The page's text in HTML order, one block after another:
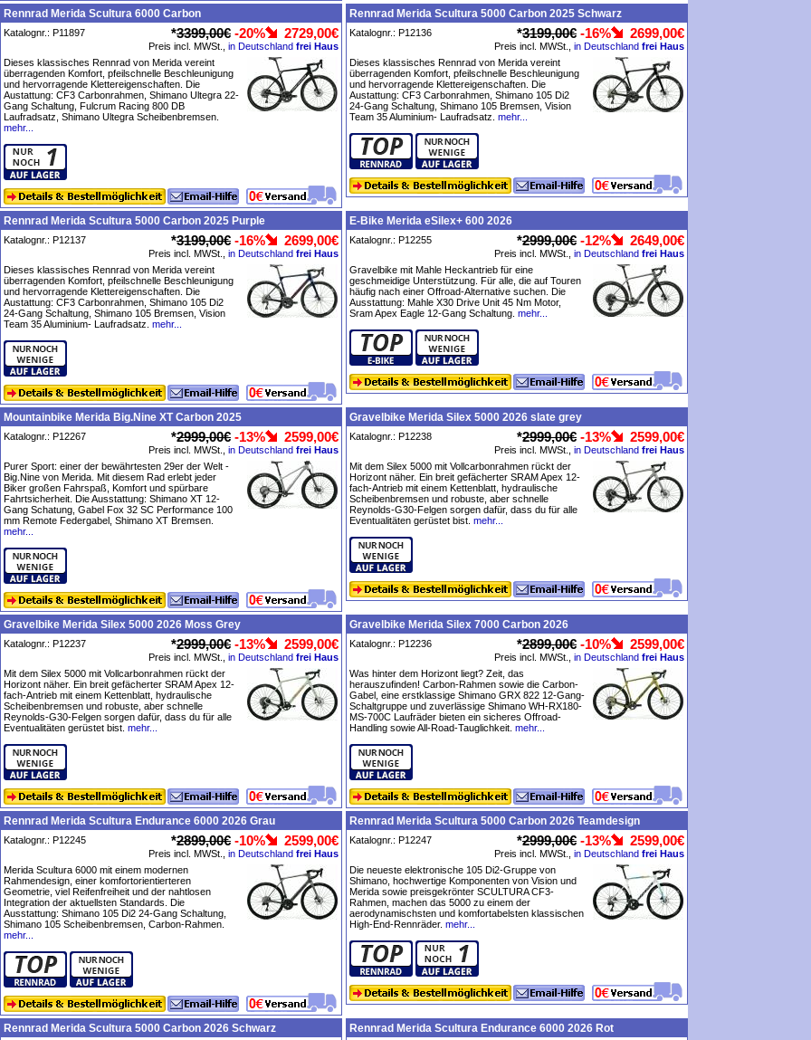
Rennrad Merida Scultura 6000 Carbon
Katalognr.: P11897 *3399,00€ -20% 2729,00€
Preis incl. MWSt., in Deutschland frei Haus
Dieses klassisches Rennrad von Merida vereint
überragenden Komfort, pfeilschnelle Beschleunigung
und hervorragende Klettereigenschaften. Die
Austattung: CF3 Carbonrahmen, Shimano Ultegra 22-
Gang Schaltung, Fulcrum Racing 800 DB
Laufradsatz, Shimano Ultegra Scheibenbremsen.
mehr...
Rennrad Merida Scultura 5000 Carbon 2025 Schwarz
Katalognr.: P12136 *3199,00€ -16% 2699,00€
Preis incl. MWSt., in Deutschland frei Haus
Dieses klassisches Rennrad von Merida vereint
überragenden Komfort, pfeilschnelle Beschleunigung
und hervorragende Klettereigenschaften. Die
Austattung: CF3 Carbonrahmen, Shimano 105 Di2
24-Gang Schaltung, Shimano 105 Bremsen, Vision
Team 35 Aluminium- Laufradsatz. mehr...
Rennrad Merida Scultura 5000 Carbon 2025 Purple
Katalognr.: P12137 *3199,00€ -16% 2699,00€
Preis incl. MWSt., in Deutschland frei Haus
Dieses klassisches Rennrad von Merida vereint
überragenden Komfort, pfeilschnelle Beschleunigung
und hervorragende Klettereigenschaften. Die
Austattung: CF3 Carbonrahmen, Shimano 105 Di2
24-Gang Schaltung, Shimano 105 Bremsen, Vision
Team 35 Aluminium- Laufradsatz. mehr...
E-Bike Merida eSilex+ 600 2026
Katalognr.: P12255 *2999,00€ -12% 2649,00€
Preis incl. MWSt., in Deutschland frei Haus
Gravelbike mit Mahle Heckantrieb für eine
geschmeidige Unterstützung. Für alle, die auf Touren
häufig nach einer Offroad-Alternative suchen. Die
Ausstattung: Mahle X30 Drive Unit 45 Nm Motor,
Sram Apex Eagle 12-Gang Schaltung. mehr...
Mountainbike Merida Big.Nine XT Carbon 2025
Katalognr.: P12267 *2999,00€ -13% 2599,00€
Preis incl. MWSt., in Deutschland frei Haus
Purer Sport: einer der bewährtesten 29er der Welt -
Big.Nine von Merida. Mit diesem Rad erlebt jeder
Biker großen Fahrspaß, Komfort und spürbare
Fahrtsicherheit. Die Ausstattung: Shimano XT 12-
Gang Schatung, Gabel Fox 32 SC Performance 100
mm Remote Federgabel, Shimano XT Bremsen.
mehr...
Gravelbike Merida Silex 5000 2026 slate grey
Katalognr.: P12238 *2999,00€ -13% 2599,00€
Preis incl. MWSt., in Deutschland frei Haus
Mit dem Silex 5000 mit Vollcarbonrahmen rückt der
Horizont näher. Ein breit gefächerter SRAM Apex 12-
fach-Antrieb mit einem Kettenblatt, hydraulische
Scheibenbremsen und robuste, aber schnelle
Reynolds-G30-Felgen sorgen dafür, dass du für alle
Eventualitäten gerüstet bist. mehr...
Gravelbike Merida Silex 5000 2026 Moss Grey
Katalognr.: P12237 *2999,00€ -13% 2599,00€
Preis incl. MWSt., in Deutschland frei Haus
Mit dem Silex 5000 mit Vollcarbonrahmen rückt der
Horizont näher. Ein breit gefächerter SRAM Apex 12-
fach-Antrieb mit einem Kettenblatt, hydraulische
Scheibenbremsen und robuste, aber schnelle
Reynolds-G30-Felgen sorgen dafür, dass du für alle
Eventualitäten gerüstet bist. mehr...
Gravelbike Merida Silex 7000 Carbon 2026
Katalognr.: P12236 *2899,00€ -10% 2599,00€
Preis incl. MWSt., in Deutschland frei Haus
Was hinter dem Horizont liegt? Zeit, das
herauszufinden! Carbon-Rahmen sowie die Carbon-
Gabel, eine erstklassige Shimano GRX 822 12-Gang-
Schaltgruppe und zuverlässige Shimano WH-RX180-
MS-700C Laufräder bieten ein sicheres Offroad-
Handling sowie All-Road-Tauglichkeit. mehr...
Rennrad Merida Scultura Endurance 6000 2026 Grau
Katalognr.: P12245 *2899,00€ -10% 2599,00€
Preis incl. MWSt., in Deutschland frei Haus
Merida Scultura 6000 mit einem modernen
Rahmendesign, einer komfortorientierteren
Geometrie, viel Reifenfreiheit und der nahtlosen
Integration der aktuellsten Standards. Die
Ausstattung: Shimano 105 Di2 24-Gang Schaltung,
Shimano 105 Scheibenbremsen, Carbon-Rahmen.
mehr...
Rennrad Merida Scultura 5000 Carbon 2026 Teamdesign
Katalognr.: P12247 *2999,00€ -13% 2599,00€
Preis incl. MWSt., in Deutschland frei Haus
Die neueste elektronische 105 Di2-Gruppe von
Shimano, hochwertige Komponenten von Vision und
Merida sowie preisgekrönter SCULTURA CF3-
Rahmen, machen das 5000 zu einem der
aerodynamischsten und komfortabelsten klassischen
High-End-Rennräder. mehr...
Rennrad Merida Scultura 5000 Carbon 2026 Schwarz Rennrad Merida Scultura Endurance 6000 2026 Rot